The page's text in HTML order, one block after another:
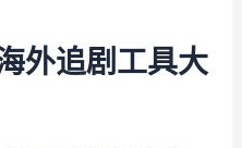
外追剧工具大